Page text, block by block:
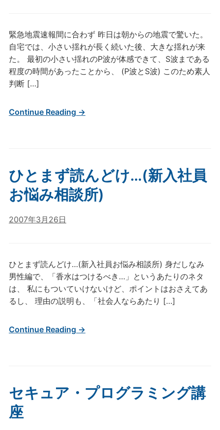
緊急地震速報間に合わず 昨日は朝からの地震で驚いた。
自宅では、小さい揺れが長く続いた後、大きな揺れが来
た。 最初の小さい揺れのP波が体感できて、S波まである
程度の時間があったことから、 (P波とS波) このため素人
判断 […]
Continue Reading →
ひとまず読んどけ…(新入社員
お悩み相談所)
2007年3月26日
ひとまず読んどけ…(新入社員お悩み相談所) 身だしなみ
男性編で、「香水はつけるべき…」というあたりのネタ
は、 私にもついていけないけど、ポイントはおさえてあ
るし、 理由の説明も、「社会人ならあたり […]
Continue Reading →
セキュア・プログラミング講
座